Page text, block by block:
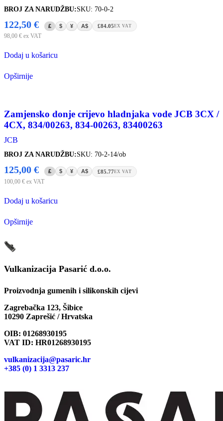
BROJ ZA NARUDŽBU:SKU: 70-0-2
122,50 € £ $ ¥ A$ £84.05EX VAT
98,00 € ex VAT
Dodaj u košaricu
Opširnije
Zamjensko donje crijevo hladnjaka vode JCB 3CX /
4CX, 834/00263, 834-00263, 83400263
JCB
BROJ ZA NARUDŽBU:SKU: 70-2-14/ob
125,00 € £ $ ¥ A$ £85.77EX VAT
100,00 € ex VAT
Dodaj u košaricu
Opširnije
Vulkanizacija Pasarić d.o.o.
Proizvodnja gumenih i silikonskih cijevi
Zagrebačka 123, Šibice
10290 Zaprešić / Hrvatska
OIB: 01268930195
VAT ID: HR01268930195
vulkanizacija@pasaric.hr
+385 (0) 1 3313 237